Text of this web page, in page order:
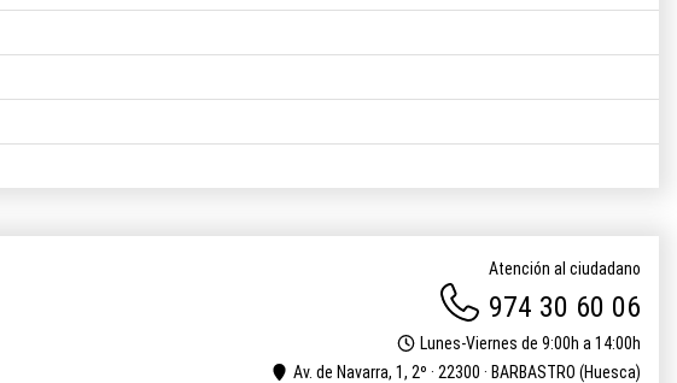
Atención al ciudadano
974 30 60 06
Lunes-Viernes de 9:00h a 14:00h
Av. de Navarra, 1, 2º · 22300 · BARBASTRO (Huesca)